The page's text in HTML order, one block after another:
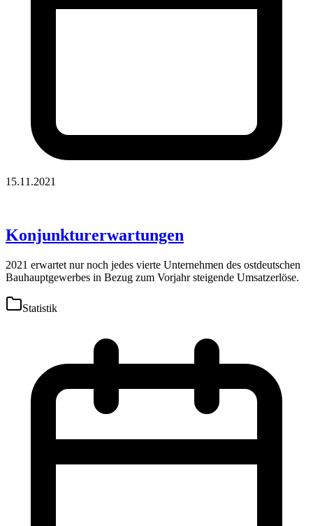
15.11.2021
Konjunkturerwartungen
2021 erwartet nur noch jedes vierte Unternehmen des ostdeutschen
Bauhauptgewerbes in Bezug zum Vorjahr steigende Umsatzerlöse.
Statistik